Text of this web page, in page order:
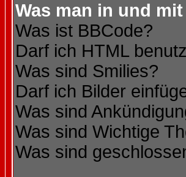
Was man in und
Was ist BBCode?
Darf ich HTML
Was sind Smilies?
Darf ich Bilder
Was sind
Was sind Wichtige
Was sind